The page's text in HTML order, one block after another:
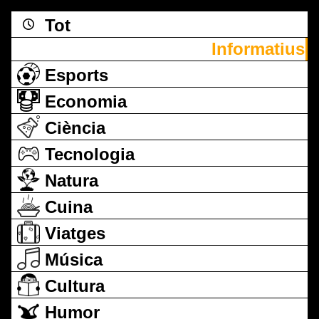
Tot
Informatius
Esports
Economia
Ciència
Tecnologia
Natura
Cuina
Viatges
Música
Cultura
Humor